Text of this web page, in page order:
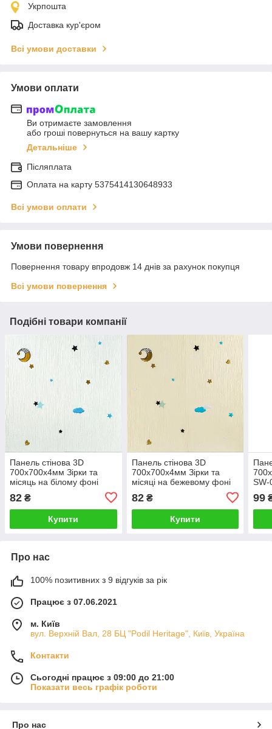
Укрпошта
Доставка кур'єром
Всі умови доставки
Умови оплати
Ви отримаєте замовлення
або гроші повернуться на вашу картку
Детальніше
Післяплата
Оплата на карту 5375414130648933
Всі умови оплати
Умови повернення
Повернення товару впродовж 14 днів за рахунок покупця
Всі умови повернення
Подібні товари компанії
Панель стінова 3D
700х700х4мм Зірки та
місяць на білому фоні
82 ₴
Купити
Панель стінова 3D
700х700х4мм Зірки та
місяці на бежевому фоні
82₴
Купити
SW-
99
Про нас
100% позитивних з 9 відгуків за рік
Працює з 07.06.2021
м. Київ
вул. Верхній Вал, 28 БЦ "Podil Heritage", Київ, Україна
Контакти
Сьогодні працює з 09:00 до 21:00
Показати весь графік роботи
Про нас